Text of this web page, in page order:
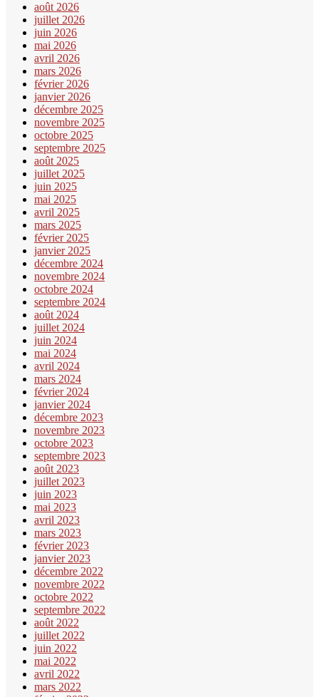
août 2026
juillet 2026
juin 2026
mai 2026
avril 2026
mars 2026
février 2026
janvier 2026
décembre 2025
novembre 2025
octobre 2025
septembre 2025
août 2025
juillet 2025
juin 2025
mai 2025
avril 2025
mars 2025
février 2025
janvier 2025
décembre 2024
novembre 2024
octobre 2024
septembre 2024
août 2024
juillet 2024
juin 2024
mai 2024
avril 2024
mars 2024
février 2024
janvier 2024
décembre 2023
novembre 2023
octobre 2023
septembre 2023
août 2023
juillet 2023
juin 2023
mai 2023
avril 2023
mars 2023
février 2023
janvier 2023
décembre 2022
novembre 2022
octobre 2022
septembre 2022
août 2022
juillet 2022
juin 2022
mai 2022
avril 2022
mars 2022